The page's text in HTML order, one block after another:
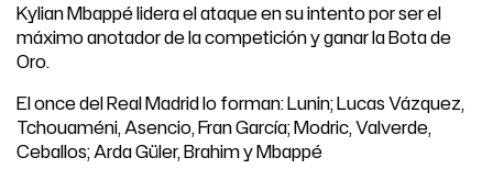
Kylian Mbappé lidera el ataque en su intento por ser el
máximo anotador de la competición y ganar la Bota de
Oro.
El once del Real Madrid lo forman: Lunin; Lucas Vázquez,
Tchouaméni, Asencio, Fran García; Modric, Valverde,
Ceballos; Arda Güler, Brahim y Mbappé